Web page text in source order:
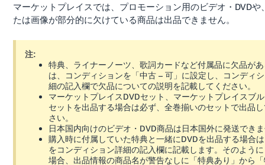
マーケットプレイスでは、プロモーション用のビデオ・DVDや
たは画像が部分的に欠けている商品は出品できません。
注:
特典、ライナーノーツ、歌詞カードなど付属品に欠品が
は、コンディションを「中古 – 可」に設定し、コンディ
細の記入欄で欠品についての説明を記載してください。
マーケットプレイスDVDセット、マーケットプレイスブ
セットを出品する場合は必ず、全巻揃いのセットで出品
さい。
日本国内向けのビデオ・DVD商品は日本国外に発送でき
購入時に付属していた特典と一緒にDVDを出品する場合
をコンディション詳細の記入欄に記載します。そのよう
場合、出品情報の商品名が警告なしに「特典あり」から